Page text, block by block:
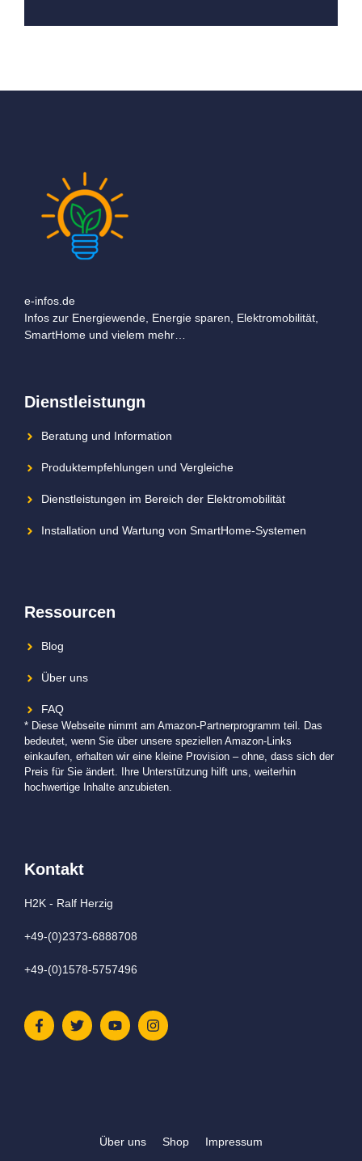
e-infos.de
Infos zur Energiewende, Energie sparen, Elektromobilität,
SmartHome und vielem mehr…
Dienstleistungn
Beratung und Information
Produktempfehlungen und Vergleiche
Dienstleistungen im Bereich der Elektromobilität
Installation und Wartung von SmartHome-Systemen
Ressourcen
Blog
Über uns
FAQ
* Diese Webseite nimmt am Amazon-Partnerprogramm teil. Das
bedeutet, wenn Sie über unsere speziellen Amazon-Links
einkaufen, erhalten wir eine kleine Provision – ohne, dass sich der
Preis für Sie ändert. Ihre Unterstützung hilft uns, weiterhin
hochwertige Inhalte anzubieten.
Kontakt
H2K - Ralf Herzig
+49-(0)2373-6888708
+49-(0)1578-5757496
Über uns Shop Impressum